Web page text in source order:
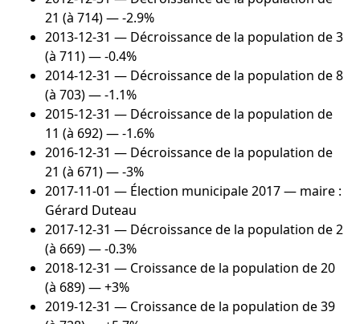
21 (à 714) — -2.9%
2013-12-31 — Décroissance de la population de 3
(à 711) — -0.4%
2014-12-31 — Décroissance de la population de 8
(à 703) — -1.1%
2015-12-31 — Décroissance de la population de
11 (à 692) — -1.6%
2016-12-31 — Décroissance de la population de
21 (à 671) — -3%
2017-11-01 — Élection municipale 2017 — maire :
Gérard Duteau
2017-12-31 — Décroissance de la population de 2
(à 669) — -0.3%
2018-12-31 — Croissance de la population de 20
(à 689) — +3%
2019-12-31 — Croissance de la population de 39